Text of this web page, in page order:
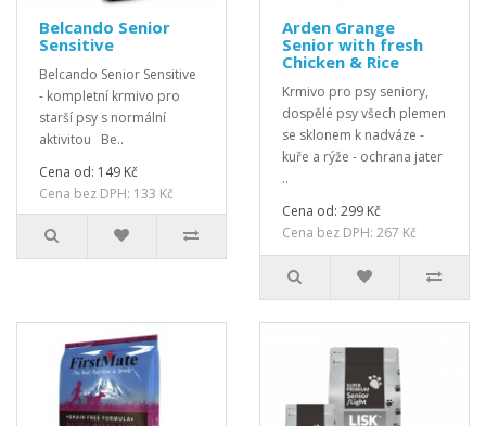
Belcando Senior
Sensitive
Belcando Senior Sensitive
- kompletní krmivo pro
starší psy s normální
aktivitou Be..
Cena od: 149 Kč
Cena bez DPH: 133 Kč
Arden Grange
Senior with fresh
Chicken & Rice
Krmivo pro psy seniory,
dospělé psy všech plemen
se sklonem k nadváze -
kuře a rýže - ochrana jater
..
Cena od: 299 Kč
Cena bez DPH: 267 Kč